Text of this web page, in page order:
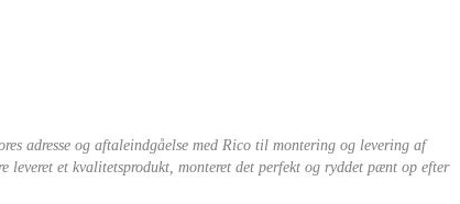
adresse og aftaleindgåelse med Rico til montering og levering af
et kvalitetsprodukt, monteret det perfekt og ryddet pænt op efter